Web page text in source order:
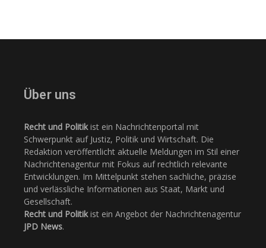
Über uns
Recht und Politikist ein Nachrichtenportal mit
Schwerpunkt auf Justiz, Politik und Wirtschaft. Die
Redaktion veröffentlicht aktuelle Meldungen im Stil einer
Nachrichtenagentur mit Fokus auf rechtlich relevante
Entwicklungen. Im Mittelpunkt stehen sachliche, präzise
und verlässliche Informationen aus Staat, Markt und
Gesellschaft.
Recht und Politikist ein Angebot der Nachrichtenagentur
JPD News.